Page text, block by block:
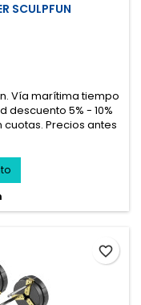
SCULPFUN
Vía marítima tiempo
descuento 5% - 10%
Precios antes
favorite_border